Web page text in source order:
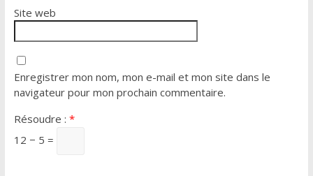
Site web
Enregistrer mon nom, mon e-mail et mon site dans le
navigateur pour mon prochain commentaire.
Résoudre : *
12 − 5 =